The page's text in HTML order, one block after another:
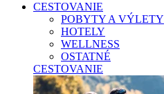
CESTOVANIE
POBYTY A VÝLETY
HOTELY
WELLNESS
OSTATNÉ
CESTOVANIE